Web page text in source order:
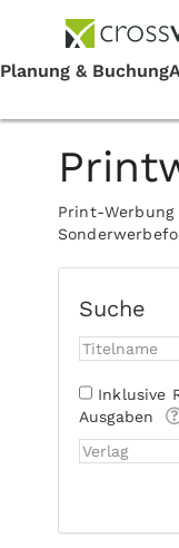
Print-Werbung
Suche
Inklusive
Ausgaben